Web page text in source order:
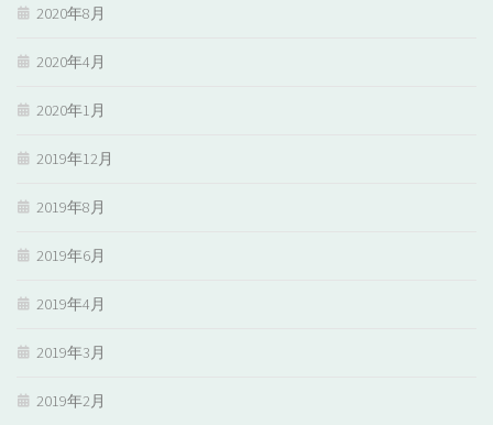
2020年8月
2020年4月
2020年1月
2019年12月
2019年8月
2019年6月
2019年4月
2019年3月
2019年2月